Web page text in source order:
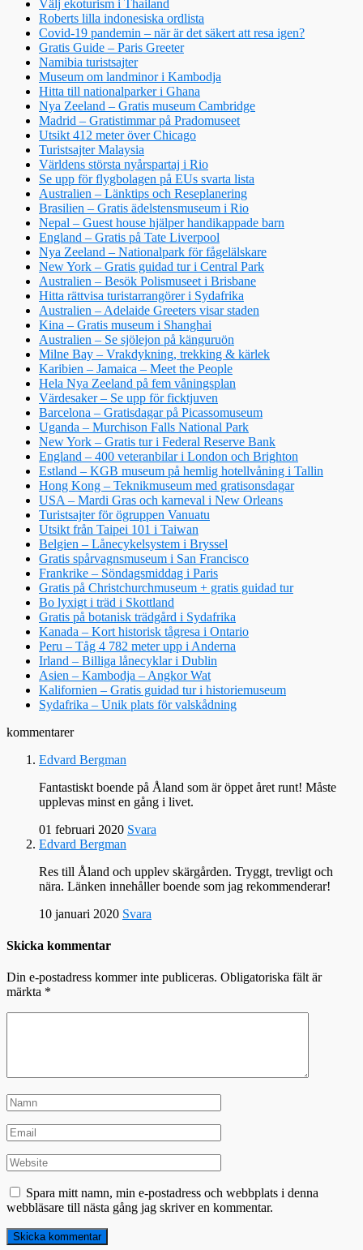
Välj ekoturism i Thailand
Roberts lilla indonesiska ordlista
Covid-19 pandemin – när är det säkert att resa igen?
Gratis Guide – Paris Greeter
Namibia turistsajter
Museum om landminor i Kambodja
Hitta till nationalparker i Ghana
Nya Zeeland – Gratis museum Cambridge
Madrid – Gratistimmar på Pradomuseet
Utsikt 412 meter över Chicago
Turistsajter Malaysia
Världens största nyårspartaj i Rio
Se upp för flygbolagen på EUs svarta lista
Australien – Länktips och Reseplanering
Brasilien – Gratis ädelstensmuseum i Rio
Nepal – Guest house hjälper handikappade barn
England – Gratis på Tate Liverpool
Nya Zeeland – Nationalpark för fågelälskare
New York – Gratis guidad tur i Central Park
Australien – Besök Polismuseet i Brisbane
Hitta rättvisa turistarrangörer i Sydafrika
Australien – Adelaide Greeters visar staden
Kina – Gratis museum i Shanghai
Australien – Se sjölejon på känguruön
Milne Bay – Vrakdykning, trekking & kärlek
Karibien – Jamaica – Meet the People
Hela Nya Zeeland på fem våningsplan
Värdesaker – Se upp för ficktjuven
Barcelona – Gratisdagar på Picassomuseum
Uganda – Murchison Falls National Park
New York – Gratis tur i Federal Reserve Bank
England – 400 veteranbilar i London och Brighton
Estland – KGB museum på hemlig hotellvåning i Tallin
Hong Kong – Teknikmuseum med gratisonsdagar
USA – Mardi Gras och karneval i New Orleans
Turistsajter för ögruppen Vanuatu
Utsikt från Taipei 101 i Taiwan
Belgien – Lånecykelsystem i Bryssel
Gratis spårvagnsmuseum i San Francisco
Frankrike – Söndagsmiddag i Paris
Gratis på Christchurchmuseum + gratis guidad tur
Bo lyxigt i träd i Skottland
Gratis på botanisk trädgård i Sydafrika
Kanada – Kort historisk tågresa i Ontario
Peru – Tåg 4 782 meter upp i Anderna
Irland – Billiga lånecyklar i Dublin
Asien – Kambodja – Angkor Wat
Kalifornien – Gratis guidad tur i historiemuseum
Sydafrika – Unik plats för valskådning
kommentarer
Edvard Bergman
Fantastiskt boende på Åland som är öppet året runt! Måste
upplevas minst en gång i livet.
01 februari 2020 Svara
Edvard Bergman
Res till Åland och upplev skärgården. Tryggt, trevligt och
nära. Länken innehåller boende som jag rekommenderar!
10 januari 2020 Svara
Skicka kommentar
Din e-postadress kommer inte publiceras. Obligatoriska fält är
märkta *
Spara mitt namn, min e-postadress och webbplats i denna
webbläsare till nästa gång jag skriver en kommentar.